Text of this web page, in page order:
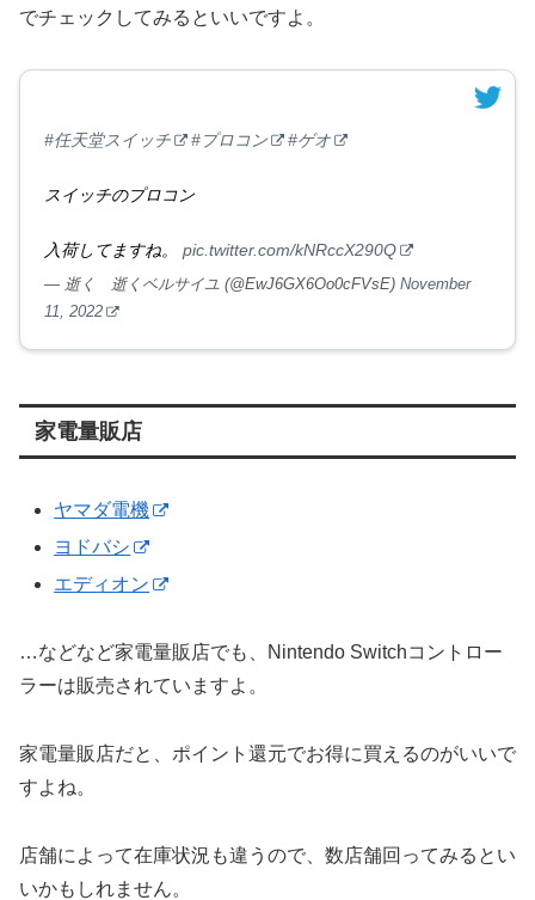
でチェックしてみるといいですよ。
#任天堂スイッチ #プロコン #ゲオ
スイッチのプロコン
入荷してますね。 pic.twitter.com/kNRccX290Q
— 逝く 逝くベルサイユ (@EwJ6GX6Oo0cFVsE) November
11, 2022
家電量販店
ヤマダ電機
ヨドバシ
エディオン
…などなど家電量販店でも、Nintendo Switchコントロー
ラーは販売されていますよ。
家電量販店だと、ポイント還元でお得に買えるのがいいで
すよね。
店舗によって在庫状況も違うので、数店舗回ってみるとい
いかもしれません。